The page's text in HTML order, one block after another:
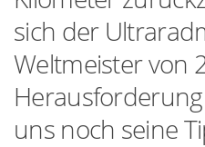
sich der
Weltmeister von
uns noch seine